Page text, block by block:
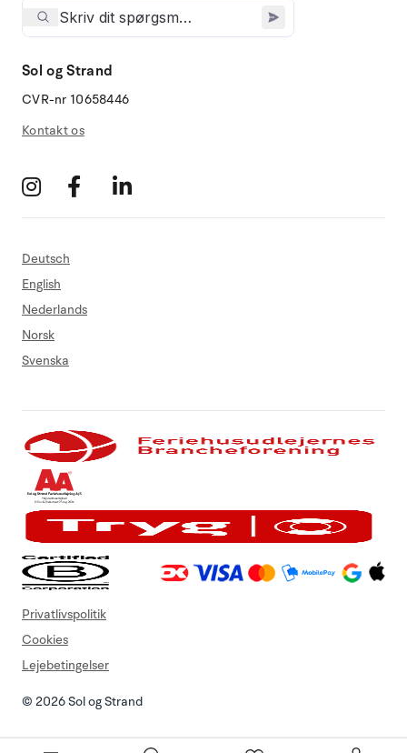
Sol og Strand
CVR-nr 10658446
Kontakt os
Deutsch
English
Nederlands
Norsk
Svenska
© 2026 Sol og Strand
Privatlivspolitik
Cookies
Lejebetingelser